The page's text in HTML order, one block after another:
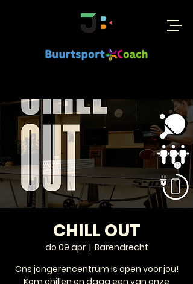
CHILL OUT
do 09 apr
  |
Barendrecht
Ons jongerencentrum is open voor jou!
Kom chillen en daag een van onze